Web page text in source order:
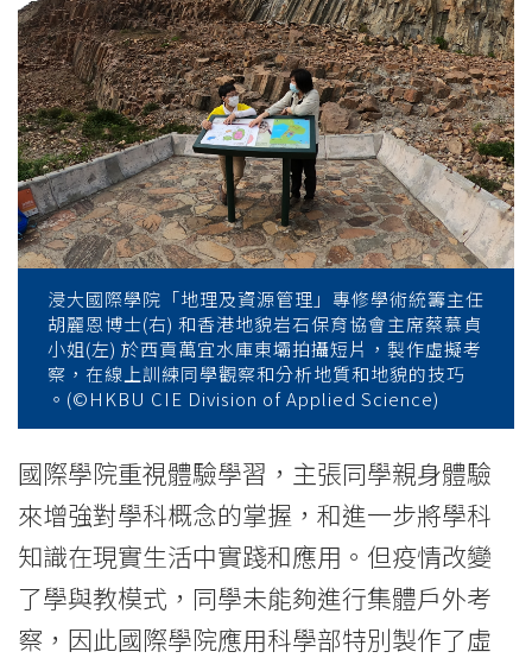
College
News
College
of
International
Education
Hong
Kong
Baptist
University
浸大國際學院「地理及資源管理」專修學術統籌主任
胡麗恩博士(右) 和香港地貌岩石保育協會主席蔡慕貞
小姐(左) 於西貢萬宜水庫東壩拍攝短片，製作虛擬考
察，在線上訓練同學觀察和分析地質和地貌的技巧
。(©HKBU CIE Division of Applied Science)
國際學院重視體驗學習，主張同學親身體驗
來增強對學科概念的掌握，和進一步將學科
知識在現實生活中實踐和應用。但疫情改變
了學與教模式，同學未能夠進行集體戶外考
察，因此國際學院應用科學部特別製作了虛